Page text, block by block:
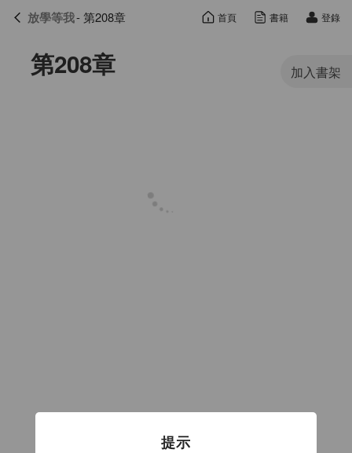
提示
放學等我 目錄
第208章
放學等我- 第208章 首頁 書籍 登錄